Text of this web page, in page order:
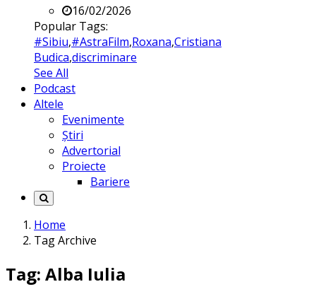
16/02/2026
Popular Tags:
#Sibiu,#AstraFilm,Roxana,Cristiana
Budica,discriminare
See All
Podcast
Altele
Evenimente
Știri
Advertorial
Proiecte
Bariere
Home
Tag Archive
Tag: Alba Iulia